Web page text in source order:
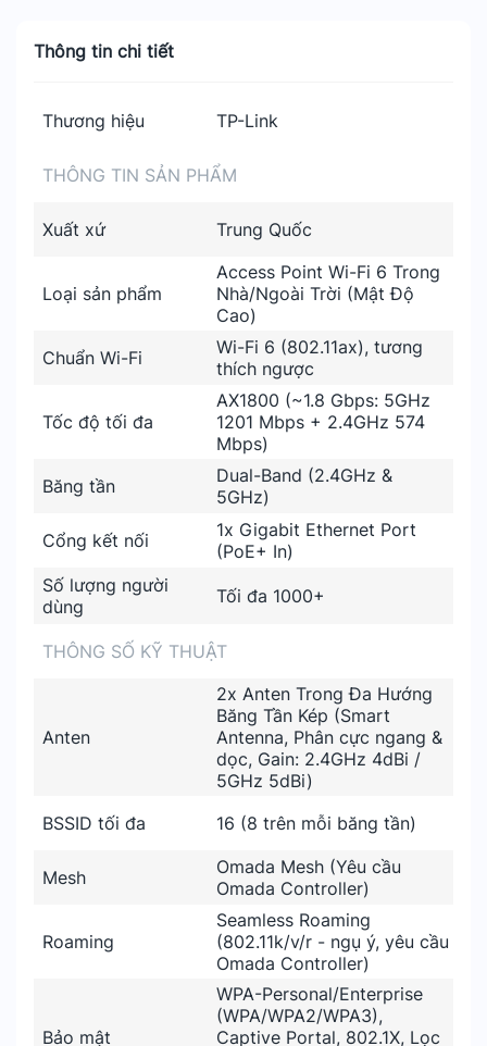
Thông tin chi tiết
Thương hiệu TP-Link
THÔNG TIN SẢN PHẨM
Xuất xứ Trung Quốc
Loại sản phẩm
Access Point Wi-Fi 6 Trong
Nhà/Ngoài Trời (Mật Độ
Cao)
Chuẩn Wi-Fi
Wi-Fi 6 (802.11ax), tương
thích ngược
Tốc độ tối đa
AX1800 (~1.8 Gbps: 5GHz
1201 Mbps + 2.4GHz 574
Mbps)
Băng tần
Dual-Band (2.4GHz &
5GHz)
Cổng kết nối
1x Gigabit Ethernet Port
(PoE+ In)
Số lượng người
dùng
Tối đa 1000+
THÔNG SỐ KỸ THUẬT
Anten
2x Anten Trong Đa Hướng
Băng Tần Kép (Smart
Antenna, Phân cực ngang &
dọc, Gain: 2.4GHz 4dBi /
5GHz 5dBi)
BSSID tối đa
16 (8 trên mỗi băng tần)
Mesh
Omada Mesh (Yêu cầu
Omada Controller)
Roaming
Seamless Roaming
(802.11k/v/r - ngụ ý, yêu cầu
Omada Controller)
Bảo mật
WPA-Personal/Enterprise
(WPA/WPA2/WPA3),
Captive Portal, 802.1X, Lọc